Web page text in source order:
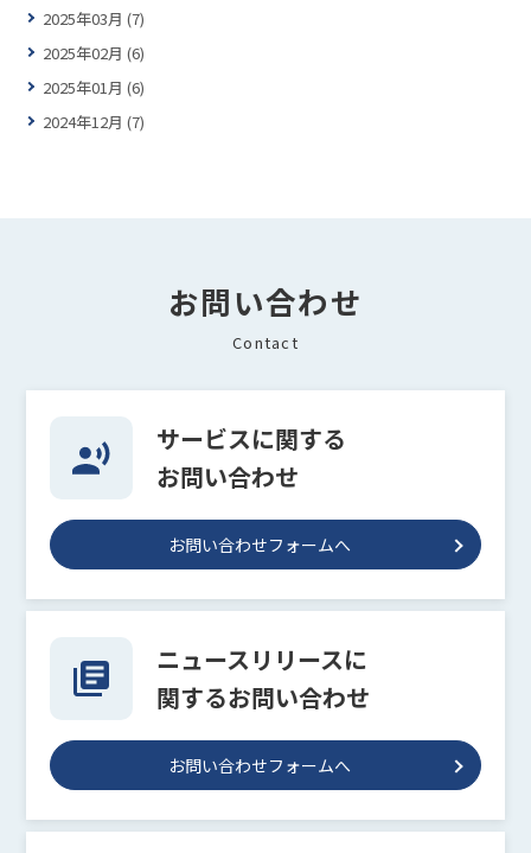
2025年03月 (7)
2025年02月 (6)
2025年01月 (6)
2024年12月 (7)
お問い合わせ
Contact
サービスに関する
お問い合わせ
お問い合わせフォームへ
ニュースリリースに
関するお問い合わせ
お問い合わせフォームへ